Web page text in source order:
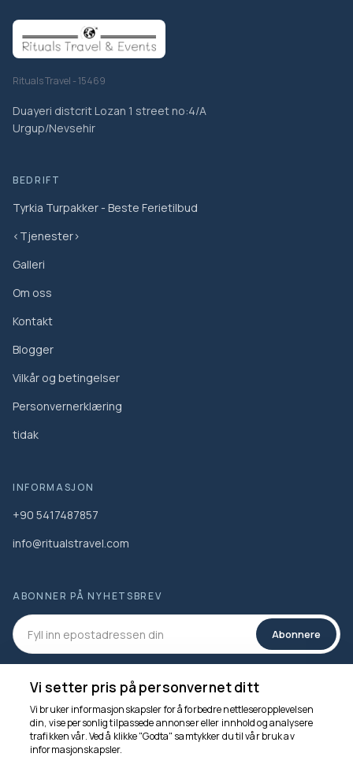
Rituals Travel - 15469
Duayeri distcrit Lozan 1 street no:4/A
Urgup/Nevsehir
BEDRIFT
Tyrkia Turpakker - Beste Ferietilbud
<Tjenester>
Galleri
Om oss
Kontakt
Blogger
Vilkår og betingelser
Personvernerklæring
tidak
INFORMASJON
+90 5417487857
info@ritualstravel.com
ABONNER PÅ NYHETSBREV
Abonnere
SOSIALE MEDIER
Vi setter pris på personvernet ditt
Vi bruker informasjonskapsler for å forbedre nettleseropplevelsen
din, vise personlig tilpassede annonser eller innhold og analysere
trafikken vår. Ved å klikke "Godta" samtykker du til vår bruk av
informasjonskapsler.
Vi er her for å hjelpe